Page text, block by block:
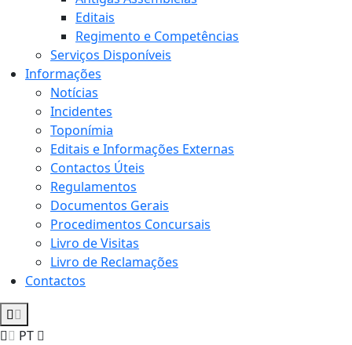
Editais
Regimento e Competências
Serviços Disponíveis
Informações
Notícias
Incidentes
Toponímia
Editais e Informações Externas
Contactos Úteis
Regulamentos
Documentos Gerais
Procedimentos Concursais
Livro de Visitas
Livro de Reclamações
Contactos
PT